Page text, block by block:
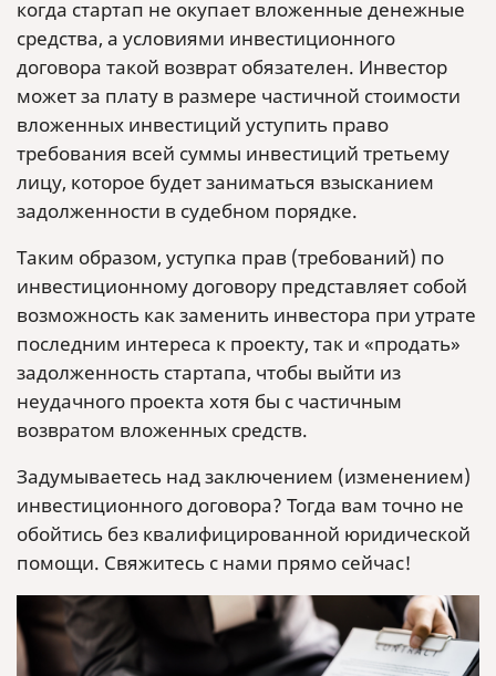
когда стартап не окупает вложенные денежные
средства, а условиями инвестиционного
договора такой возврат обязателен. Инвестор
может за плату в размере частичной стоимости
вложенных инвестиций уступить право
требования всей суммы инвестиций третьему
лицу, которое будет заниматься взысканием
задолженности в судебном порядке.
Таким образом, уступка прав (требований) по
инвестиционному договору представляет собой
возможность как заменить инвестора при утрате
последним интереса к проекту, так и «продать»
задолженность стартапа, чтобы выйти из
неудачного проекта хотя бы с частичным
возвратом вложенных средств.
Задумываетесь над заключением (изменением)
инвестиционного договора? Тогда вам точно не
обойтись без квалифицированной юридической
помощи. Свяжитесь с нами прямо сейчас!